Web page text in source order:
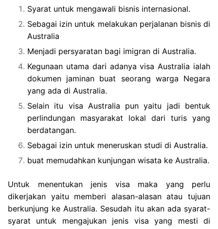
Syarat untuk mengawali bisnis internasional.
Sebagai izin untuk melakukan perjalanan bisnis di
Australia
Menjadi persyaratan bagi imigran di Australia.
Kegunaan utama dari adanya visa Australia ialah
dokumen jaminan buat seorang warga Negara
yang ada di Australia.
Selain itu visa Australia pun yaitu jadi bentuk
perlindungan masyarakat lokal dari turis yang
berdatangan.
Sebagai izin untuk meneruskan studi di Australia.
buat memudahkan kunjungan wisata ke Australia.
Untuk menentukan jenis visa maka yang perlu
dikerjakan yaitu memberi alasan-alasan atau tujuan
berkunjung ke Australia. Sesudah itu akan ada syarat-
syarat untuk mengajukan jenis visa yang mesti di